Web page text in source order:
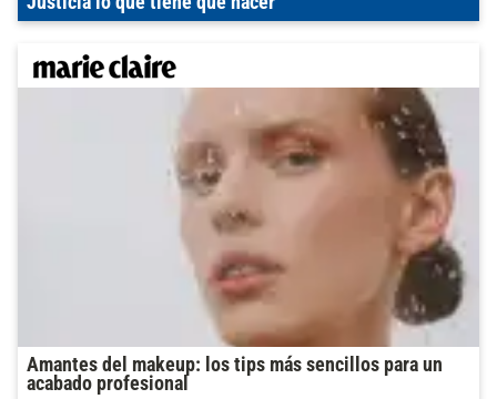
Amantes del makeup: los tips más sencillos para un
acabado profesional